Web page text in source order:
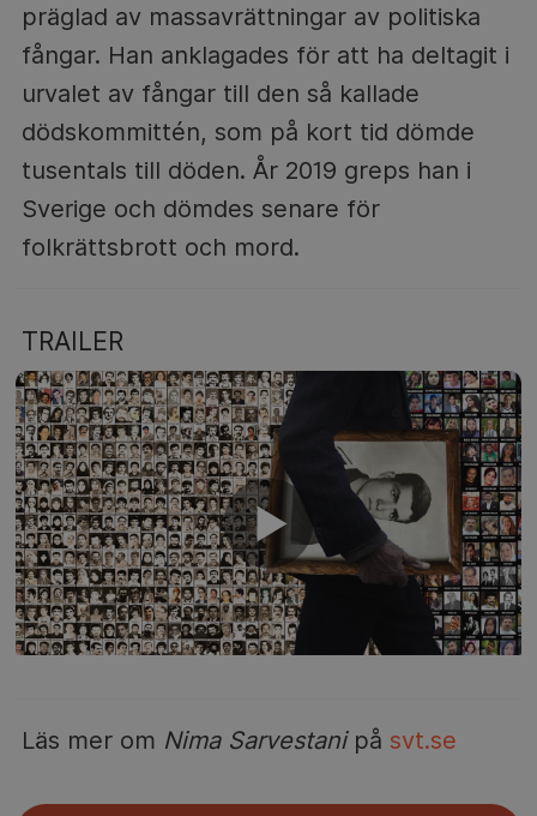
präglad av massavrättningar av politiska
fångar. Han anklagades för att ha deltagit i
urvalet av fångar till den så kallade
dödskommittén, som på kort tid dömde
tusentals till döden. År 2019 greps han i
Sverige och dömdes senare för
folkrättsbrott och mord.
TRAILER
Läs mer om Nima Sarvestanipå svt.se